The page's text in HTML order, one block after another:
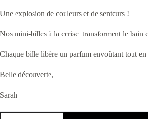
Une explosion de couleurs et de senteurs !
Nos mini-billes à la cerise transforment le bain
Chaque bille libère un parfum envoûtant tout en
Belle découverte,
Sarah